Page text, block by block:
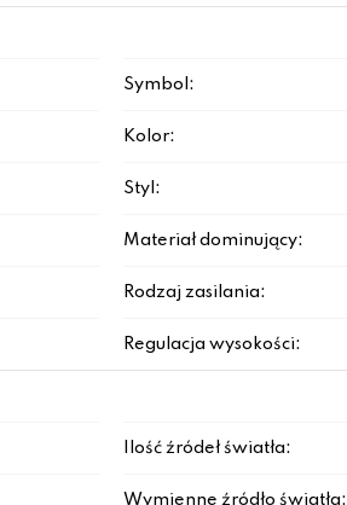
Symbol:
Kolor:
Styl:
Materiał dominujący:
Rodzaj zasilania:
Regulacja wysokości:
Ilość źródeł światła:
Wymienne źródło światła: